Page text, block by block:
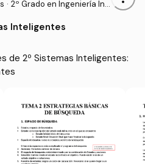
· 2º Grado en Ingeniería Inf
Inteligentes
de 2º Sistemas Inteligentes: